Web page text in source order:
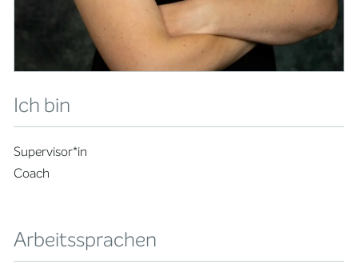
Ich bin
Supervisor*in
Coach
Arbeitssprachen